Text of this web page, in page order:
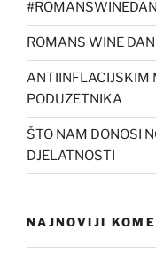
ROMANS WINE
ANTIINFLACIJSKIM
PODUZETNIKA
ŠTO NAM DONOSI
DJELATNOSTI
NAJNOVIJI